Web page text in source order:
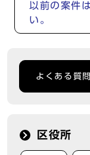
以前の案件
い。
よくある質
区役所